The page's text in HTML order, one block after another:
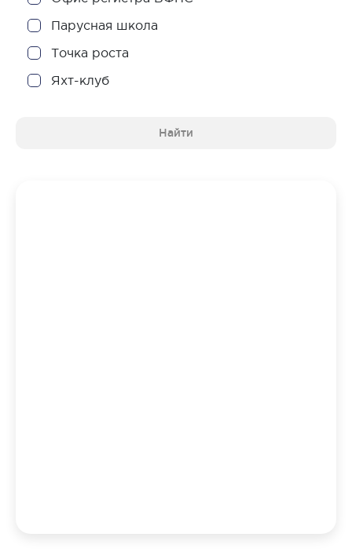
Парусная школа
Точка роста
Яхт-клуб